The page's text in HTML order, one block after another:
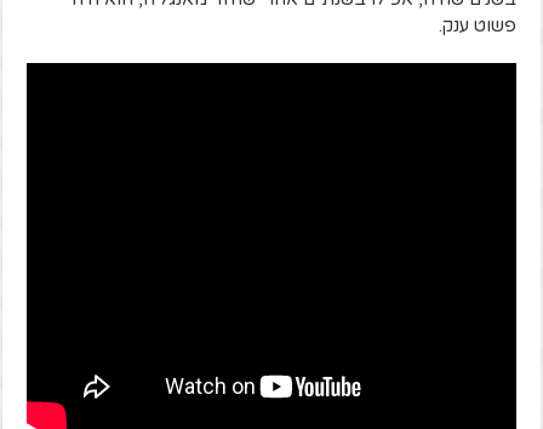
פשוט ענק.